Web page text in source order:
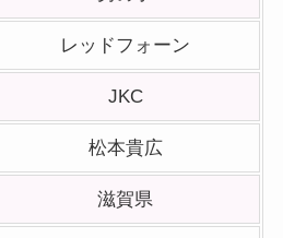
レッドフォーン
JKC
松本貴広
滋賀県